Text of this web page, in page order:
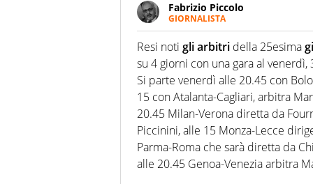
Fabrizio Piccolo
GIORNALISTA
Nella sua carriera ha seguito
agenzie e testate.
prevalentemente di calcio
Resi noti gli arbitri della 25esima
su 4 giorni con una gara al
Si parte venerdì alle 20.45 con
15 con Atalanta-Cagliari, arbitra
20.45 Milan-Verona diretta da
Piccinini, alle 15 Monza-Lecce
Parma-Roma che sarà diretta da
alle 20.45 Genoa-Venezia arbitra